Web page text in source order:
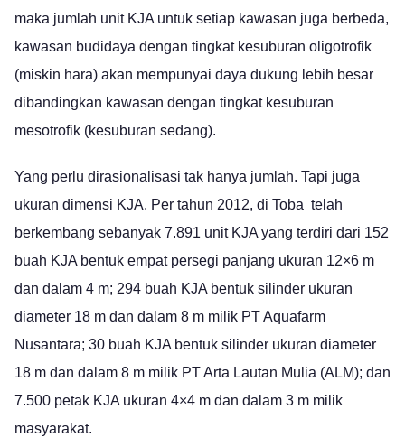
maka jumlah unit KJA untuk setiap kawasan juga berbeda,
kawasan budidaya dengan tingkat kesuburan oligotrofik
(miskin hara) akan mempunyai daya dukung lebih besar
dibandingkan kawasan dengan tingkat kesuburan
mesotrofik (kesuburan sedang).
Yang perlu dirasionalisasi tak hanya jumlah. Tapi juga
ukuran dimensi KJA. Per tahun 2012, di Toba telah
berkembang sebanyak 7.891 unit KJA yang terdiri dari 152
buah KJA bentuk empat persegi panjang ukuran 12×6 m
dan dalam 4 m; 294 buah KJA bentuk silinder ukuran
diameter 18 m dan dalam 8 m milik PT Aquafarm
Nusantara; 30 buah KJA bentuk silinder ukuran diameter
18 m dan dalam 8 m milik PT Arta Lautan Mulia (ALM); dan
7.500 petak KJA ukuran 4×4 m dan dalam 3 m milik
masyarakat.